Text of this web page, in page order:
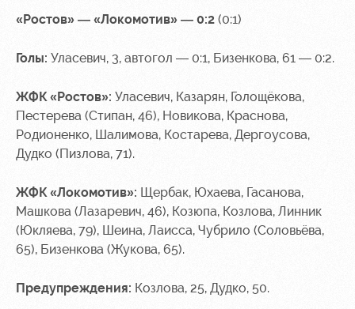
«Ростов» — «Локомотив» — 0:2 (0:1)
Голы: Уласевич, 3, автогол — 0:1, Бизенкова, 61 — 0:2.
ЖФК «Ростов»: Уласевич, Казарян, Голощёкова,
Пестерева (Стипан, 46), Новикова, Краснова,
Родионенко, Шалимова, Костарева, Дергоусова,
Дудко (Пизлова, 71).
ЖФК «Локомотив»: Щербак, Юхаева, Гасанова,
Машкова (Лазаревич, 46), Козюпа, Козлова, Линник
(Юкляева, 79), Шеина, Лаисса, Чубрило (Соловьёва,
65), Бизенкова (Жукова, 65).
Предупреждения: Козлова, 25, Дудко, 50.